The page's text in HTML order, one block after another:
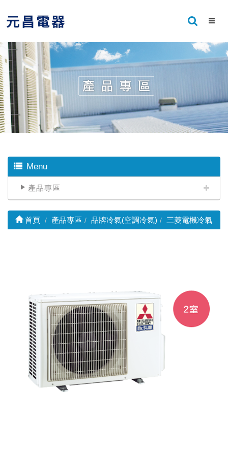
Menu
產品專區
首頁 產品專區 品牌冷氣(空調冷氣) 三菱電機冷氣